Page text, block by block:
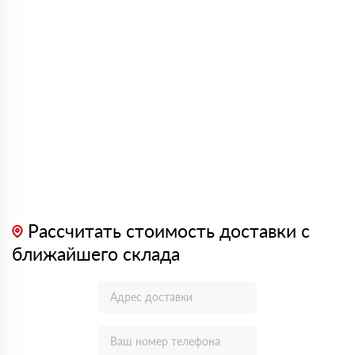
Рассчитать стоимость доставки с
ближайшего склада